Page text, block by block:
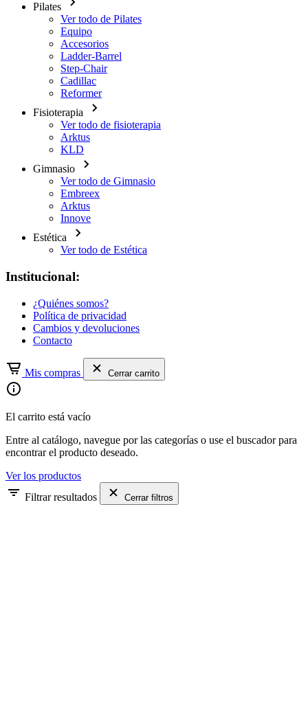
Pilates
Ver todo de Pilates
Equipo
Accesorios
Ladder-Barrel
Step-Chair
Cadillac
Reformer
Fisioterapia
Ver todo de fisioterapia
Arktus
KLD
Gimnasio
Ver todo de Gimnasio
Embreex
Arktus
Innove
Estética
Ver todo de Estética
Institucional:
¿Quiénes somos?
Política de privacidad
Cambios y devoluciones
Contacto
Mis compras Cerrar carrito
El carrito está vacío
Entre al catálogo, navegue por las categorías o use el buscador para
encontrar el producto deseado.
Ver los productos
Filtrar resultados
Cerrar filtros